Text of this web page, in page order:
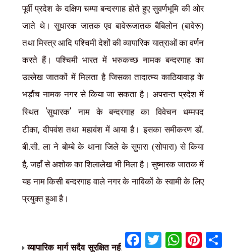
पूर्वी प्रदेश के दक्षिण चम्पा बन्दरगाह होते हुए सुवर्णभूमि की ओर
जाते थे। सुधारक जातक एव बावेरूजातक बैबिलोन (बावेरू)
तथा मिस्त्र आदि पश्चिमी देशों की व्यापारिक यात्राओं का वर्णन
करते हैं। पश्चिमी भारत में भरुकच्छ नामक बन्दरगाह का
उल्लेख जातकों में मिलता है जिसका तादात्म्य काठियावाड़ के
भड़ौंच नामक नगर से किया जा सकता है। अपरान्त प्रदेश में
स्थित 'सुधारक'नाम के बन्दरगाह का विवेचन धम्मपद
टीका,दीपवंश तथा महावंश में आया है। इसका समीकरण डॉ.
बी.सी. ला ने बोम्बे के थाना जिले के सुपारा (सोपारा) से किया
है,जहाँ से अशोक का शिलालेख भी मिला है। सुष्मारक जातक में
यह नाम किसी बन्दरगाह वाले नगर के नाविकों के स्वामी के लिए
प्रयुक्त हुआ है।
व्यापारिक मार्ग सदैव सुरक्षित नहीं होते थे ,सतिगम्ब जातक में
a
T
w
W
h